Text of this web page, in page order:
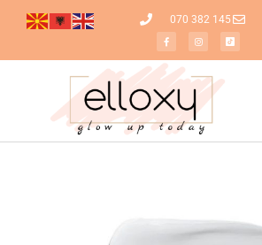
070 382 145